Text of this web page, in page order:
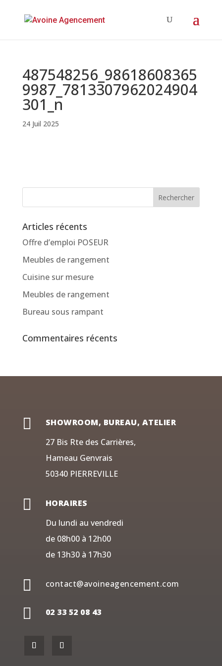
487548256_98618608365
9987_7813307962024904
301_n
24 Juil 2025
Articles récents
Offre d’emploi POSEUR
Meubles de rangement
Cuisine sur mesure
Meubles de rangement
Bureau sous rampant
Commentaires récents

SHOWROOM, BUREAU, ATELIER
27 Bis Rte des Carrières,
Hameau Genvrais
50340 PIERREVILLE

HORAIRES
Du lundi au vendredi
de 08h00 à 12h00
de 13h30 à 17h30
 contact@avoineagencement.com
 02 33 52 08 43